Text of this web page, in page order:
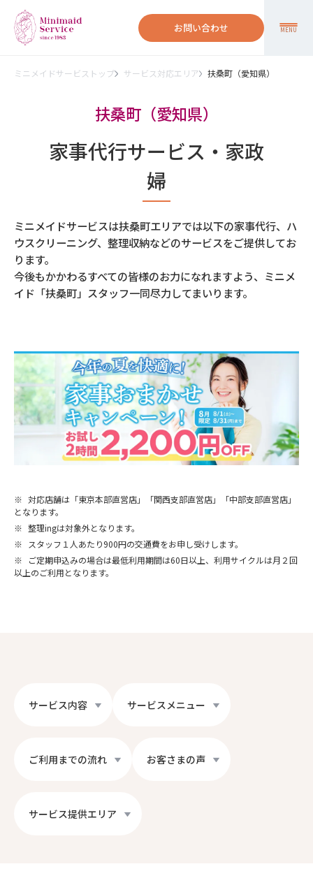
お問い合わせ MENU
ミニメイドサービストップ サービス対応エリア 扶桑町（愛知県）
扶桑町（愛知県）
家事代行サービス・家政
婦
ミニメイドサービスは扶桑町エリアでは以下の家事代行、ハ
ウスクリーニング、整理収納などのサービスをご提供してお
ります。
今後もかかわるすべての皆様のお力になれますよう、ミニメ
イド「扶桑町」スタッフ一同尽力してまいります。
※ 対応店舗は「東京本部直営店」「関西支部直営店」「中部支部直営店」
となります。
※ 整理ingは対象外となります。
※
スタッフ１人あたり900円の交通費をお申し受けします。
※
ご定期申込みの場合は最低利用期間は60日以上、利用サイクルは月２回
以上のご利用となります。
サービス内容 サービスメニュー
ご利用までの流れ お客さまの声
サービス提供エリア